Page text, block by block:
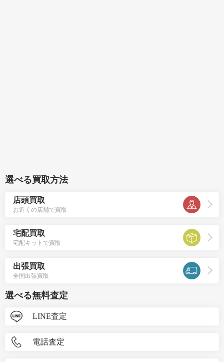
選べる買取方法
店頭買取
お近くの店舗で買取
宅配買取
宅配キットで買取
出張買取
全国出張買取
選べる無料査定
LINE査定
電話査定